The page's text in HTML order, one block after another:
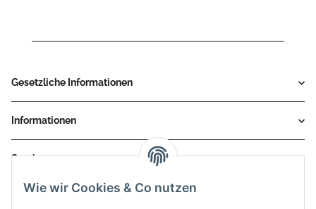
Wie wir Cookies & Co nutzen
Gesetzliche Informationen
Informationen
Service
Zahlungsmethoden